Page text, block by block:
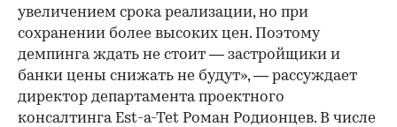
увеличением срока реализации, но при
сохранении более высоких цен. Поэтому
демпинга ждать не стоит — застройщики и
банки цены снижать не будут», — рассуждает
директор департамента проектного
консалтинга Est-a-Tet Роман Родионцев. В числе